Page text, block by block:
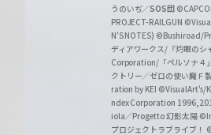
h
w
a
r
z
うのいぢ／SOS団
PROJECT-RAILGUN
N'S NOTES) ©Bushiroad/
ディアワークス/『灼眼のシ
Corporation/「ペルソナ４
クトリー／ゼロの使い魔Ｆ
ration by KEI ©VisualArt's/
ndex Corporation
iola／Progetto 幻影太陽
プロジェクトラブライブ！